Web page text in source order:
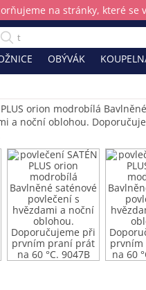
na stránky, které se
OBÝVÁK